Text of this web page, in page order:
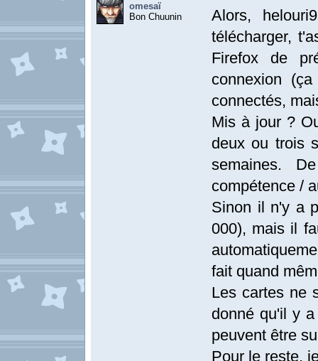
omesaï
Bon Chuunin
Alors,
télécharger,
Firefox de
connexion
connectés,
Mis à jour ?
deux ou trois
semaines.
compétence /
Sinon il n'y a
000), mais il
fait quand
Les cartes ne
donné qu'il y
peuvent être
Pour le reste,